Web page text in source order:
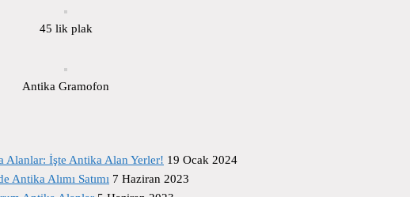
45 lik plak
Antika Gramofon
Alanlar: İşte Antika Alan Yerler! 19 Ocak 2024
Antika Alımı Satımı 7 Haziran 2023